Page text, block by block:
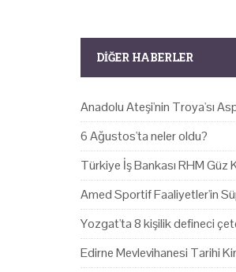
DIĞER HABERLER
Anadolu Ateşi'nin Troya'sı
6 Ağustos'ta neler oldu?
Türkiye İş Bankası RHM Güz
Amed Sportif Faaliyetler'in
Yozgat'ta 8 kişilik defineci
Edirne Mevlevihanesi Tarihi